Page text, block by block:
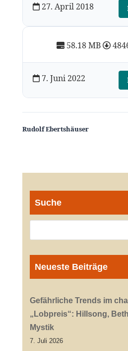
58.18 MB
7. Juni 2022
27. April 2018
Rudolf Ebertshäuser
Suche
Neueste Beiträge
Gefährliche Trends im
„Lobpreis“: Hillsong,
Mystik
7. Juli 2026